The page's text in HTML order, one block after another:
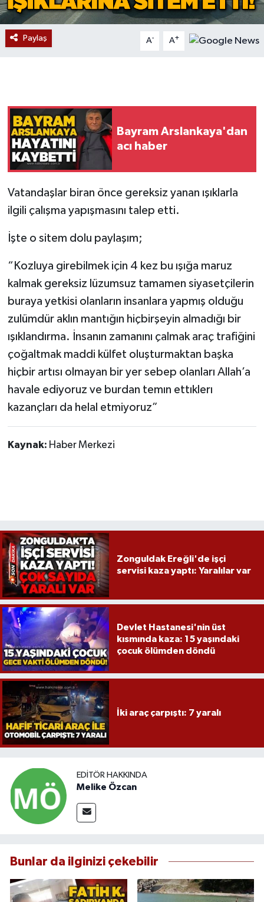
Paylaş A- A+
Bayram Arslankaya'dan
acı haber
Vatandaşlar biran önce gereksiz yanan ışıklarla
ilgili çalışma yapışmasını talep etti.
İşte o sitem dolu paylaşım;
“Kozluya girebilmek için 4 kez bu ışığa maruz
kalmak gereksiz lüzumsuz tamamen siyasetçilerin
buraya yetkisi olanların insanlara yapmış olduğu
zulümdür aklın mantığın hiçbirşeyin almadığı bir
ışıklandırma. İnsanın zamanını çalmak araç trafiğini
çoğaltmak maddi külfet oluşturmaktan başka
hiçbir artısı olmayan bir yer sebep olanları Allah’a
havale ediyoruz ve burdan temın ettıklerı
kazançları da helal etmiyoruz”
Kaynak: Haber Merkezi
Zonguldak Ereğli'de işçi
servisi kaza yaptı: Yaralılar var
Devlet Hastanesi'nin üst
kısmında kaza: 15 yaşındaki
çocuk ölümden döndü
İki araç çarpıştı: 7 yaralı
EDITÖR HAKKINDA
Melike Özcan
Bunlar da ilginizi çekebilir
Düzce
Genel
Gökçebey
İş ilanı
Kilimli
Kültür - Sanat
MAGAZİN
Politika
Röportaj
Yaşam